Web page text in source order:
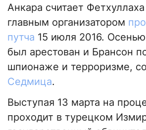
Анкара считает
главным организатором
путча 15 июля 2016.
был арестован и Брансон
шпионаже и терроризме,
Седмица.
Выступая 13 марта на
проходит в турецком